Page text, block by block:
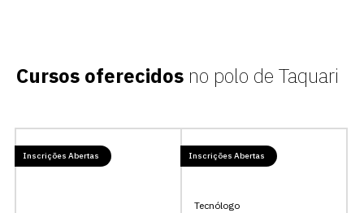
Cursos oferecidos no polo de Taquari
Inscrições Abertas Inscrições Abertas
Tecnólogo